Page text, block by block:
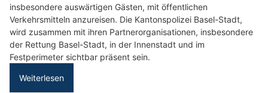
insbesondere auswärtigen Gästen, mit öffentlichen
Verkehrsmitteln anzureisen. Die Kantonspolizei Basel-Stadt,
wird zusammen mit ihren Partnerorganisationen, insbesondere
der Rettung Basel-Stadt, in der Innenstadt und im
Festperimeter sichtbar präsent sein.
Weiterlesen